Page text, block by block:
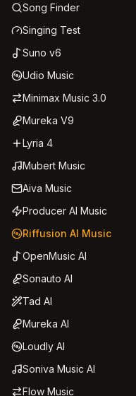
Song Finder
Singing Test
Suno v6
Udio Music
Minimax Music 3.0
Mureka V9
Lyria 4
Mubert Music
Aiva Music
Producer AI Music
Riffusion AI Music
OpenMusic AI
Sonauto AI
Tad AI
Mureka AI
Loudly AI
Soniva Music AI
Flow Music